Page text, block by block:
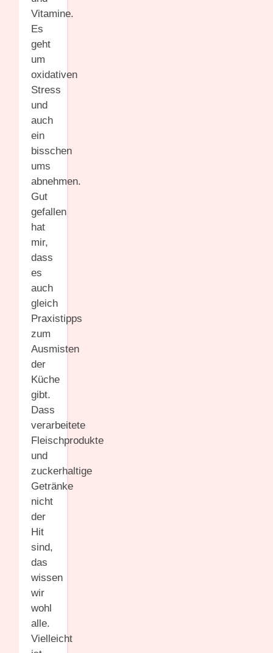
Vitamine.
Es
geht
um
oxidativen
Stress
und
auch
ein
bisschen
ums
abnehmen.
Gut
gefallen
hat
mir,
dass
es
auch
gleich
Praxistipps
zum
Ausmisten
der
Küche
gibt.
Dass
verarbeitete
Fleischprodukte
und
zuckerhaltige
Getränke
nicht
der
Hit
sind,
das
wissen
wir
wohl
alle.
Vielleicht